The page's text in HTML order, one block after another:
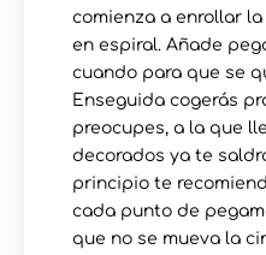
comienza a enrollar
en espiral. Añade
cuando para que se
Enseguida cogerás
preocupes, a la que
decorados ya te
principio te
cada punto de
que no se mueva la